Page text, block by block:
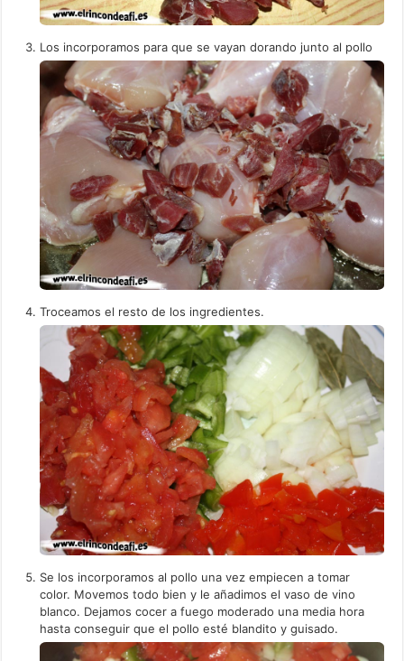
Los incorporamos para que se vayan dorando junto al pollo
Troceamos el resto de los ingredientes.
Se los incorporamos al pollo una vez empiecen a tomar
color. Movemos todo bien y le añadimos el vaso de vino
blanco. Dejamos cocer a fuego moderado una media hora
hasta conseguir que el pollo esté blandito y guisado.